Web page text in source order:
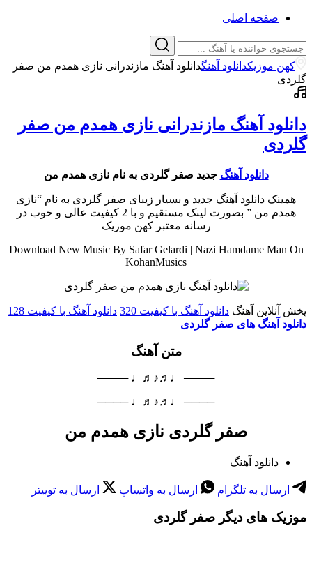
صفحه اصلی
کهن موزیکدانلود آهنگدانلود آهنگ مازندرانی نازی همدم من صفر
گلردی
دانلود آهنگ مازندرانی نازی همدم من صفر
گلردی
دانلود آهنگ جدید صفر گلردی به نام نازی همدم من
همینک دانلود آهنگ جدید و بسیار زیبای صفر گلردی به نام “نازی
همدم من ” بصورت لینک مستقیم و با 2 کیفیت عالی و خوب در
رسانه معتبر کهن موزیک
Download New Music By Safar Gelardi | Nazi Hamdame Man On
KohanMusics
پخش آنلاین آهنگ دانلود آهنگ با کیفیت 320
دانلود آهنگ با کیفیت 128
دانلود آهنگ های صفر گلردی
متن آهنگ
──── ♩♬♪♬♩ ────
──── ♩♬♪♬♩ ────
صفر گلردی نازی همدم من
دانلود آهنگ
ارسال به تلگرام ارسال به واتساپ ارسال به توییتر
موزیک های دیگر صفر گلردی